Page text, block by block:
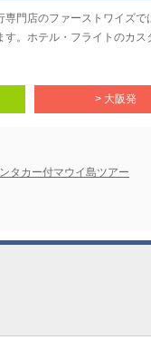
門店のファーストワイズ
。ホテル・フライトのカ
> 大阪発
タカー付マウイ島ツアー